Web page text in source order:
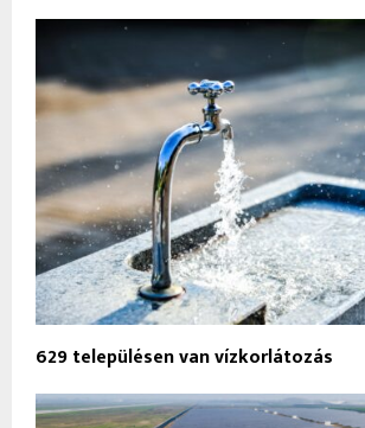
629 településen van vízkorlátozás